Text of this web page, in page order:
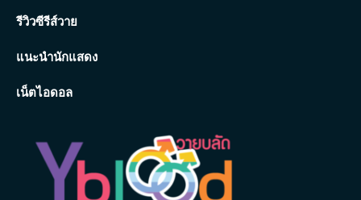
รีวิวซีรีส์วาย
แนะนำนักแสดง
เน็ตไอดอล